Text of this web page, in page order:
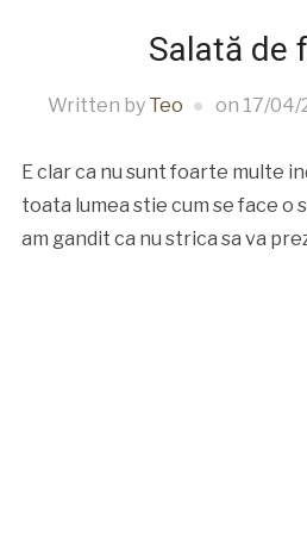
Salată de
Written by Teo on 17/04/
E clar ca nu sunt foarte multe
toata lumea stie cum se face o
am gandit ca nu strica sa va